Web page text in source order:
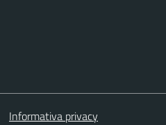
Informativa privacy